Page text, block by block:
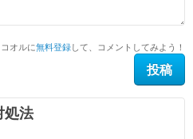
オルに無料登録して、コメントしてみよう！
処法